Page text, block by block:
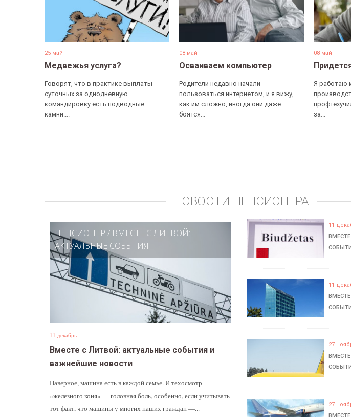
25 май
Медвежья услуга?
Говорят, что в практике выплаты
суточных за однодневную
командировку есть подводные
камни....
08 май
Осваиваем компьютер
Родители недавно начали
пользоваться интернетом, и я вижу,
как им сложно, иногда они даже
боятся...
08 май
Я работаю
за...
НОВОСТИ ПЕНСИОНЕРА
ПЕНСИОНЕР / ВМЕСТЕ С ЛИТВОЙ:
АКТУАЛЬНЫЕ СОБЫТИЯ
11 декабрь
Вместе с Литвой: актуальные события и
важнейшие новости
Наверное, машина есть в каждой семье. И техосмотр
«железного коня» — головная боль, особенно, если учитывать
тот факт, что машины у многих наших граждан —...
11
11
27
27